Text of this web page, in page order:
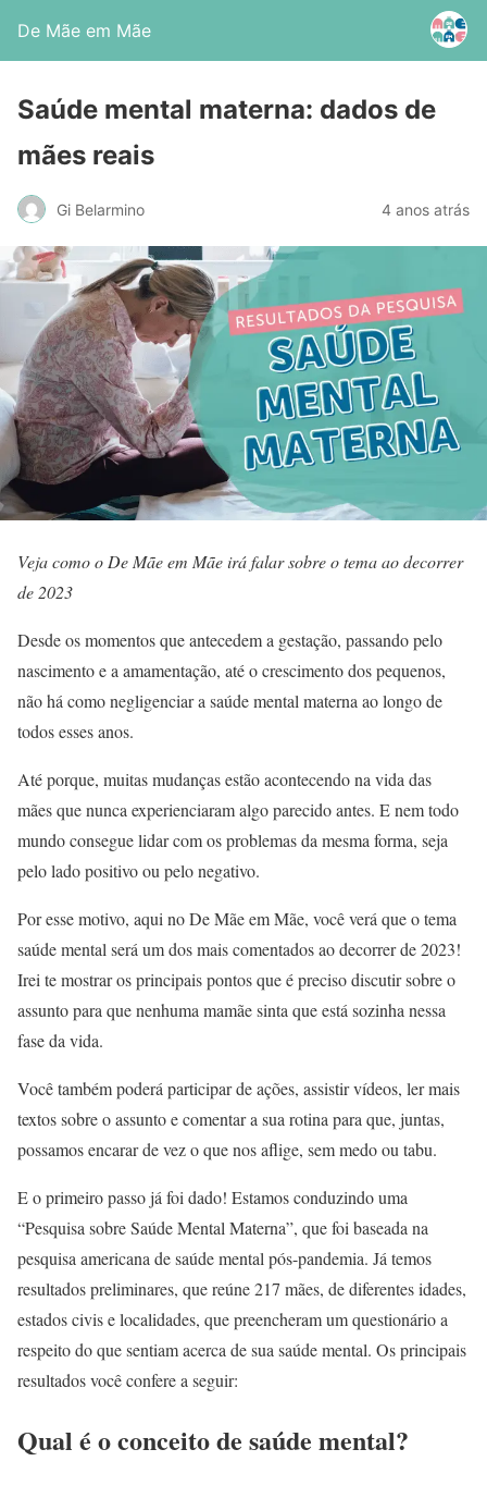
De Mãe em Mãe
Saúde mental materna: dados de
mães reais
Gi Belarmino 4 anos atrás
Veja como o De Mãe em Mãe irá falar sobre o tema ao decorrer
de 2023
Desde os momentos que antecedem a gestação, passando pelo
nascimento e a amamentação, até o crescimento dos pequenos,
não há como negligenciar a saúde mental materna ao longo de
todos esses anos.
Até porque, muitas mudanças estão acontecendo na vida das
mães que nunca experienciaram algo parecido antes. E nem todo
mundo consegue lidar com os problemas da mesma forma, seja
pelo lado positivo ou pelo negativo.
Por esse motivo, aqui no De Mãe em Mãe, você verá que o tema
saúde mental será um dos mais comentados ao decorrer de 2023!
Irei te mostrar os principais pontos que é preciso discutir sobre o
assunto para que nenhuma mamãe sinta que está sozinha nessa
fase da vida.
Você também poderá participar de ações, assistir vídeos, ler mais
textos sobre o assunto e comentar a sua rotina para que, juntas,
possamos encarar de vez o que nos aflige, sem medo ou tabu.
E o primeiro passo já foi dado! Estamos conduzindo uma
“Pesquisa sobre Saúde Mental Materna”, que foi baseada na
pesquisa americana de saúde mental pós-pandemia. Já temos
resultados preliminares, que reúne 217 mães, de diferentes idades,
estados civis e localidades, que preencheram um questionário a
respeito do que sentiam acerca de sua saúde mental. Os principais
resultados você confere a seguir:
Qual é o conceito de saúde mental?